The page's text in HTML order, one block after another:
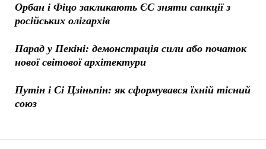
Орбан і Фіцо закликають ЄС зняти санкції з
російських олігархів
Парад у Пекіні: демонстрація сили або початок
нової світової архітектури
Путін і Сі Цзіньпін: як сформувався їхній тісний
союз